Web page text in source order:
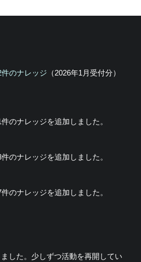
件のナレッジ （2026年1月受付分）
のナレッジを追加しました。
のナレッジを追加しました。
のナレッジを追加しました。
した。少しずつ活動を再開してい